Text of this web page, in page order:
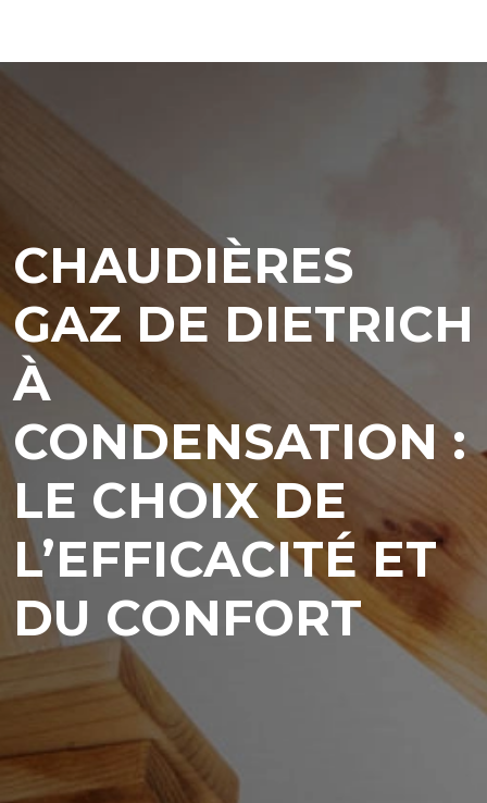
CHAUDIÈRES
GAZ DE DIETRICH
À
CONDENSATION :
LE CHOIX DE
L’EFFICACITÉ ET
DU CONFORT